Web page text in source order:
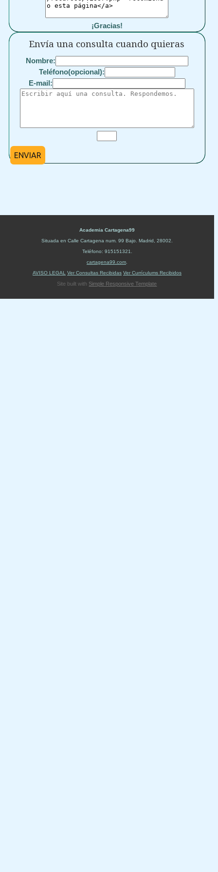
¡Gracias!
Envía una consulta cuando quieras
Nombre:
Teléfono(opcional):
E-mail:
ENVIAR
Academia Cartagena99
Situada en Calle Cartagena num. 99 Bajo Madrid 28002
Teléfono: 915151321
cartagena99.com
AVISO LEGAL
Ver Consultas Recibidas Ver Currículums Recibidos
Site built with Simple Responsive Template